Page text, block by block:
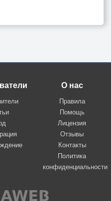
О нас
Правила
Помощь
Лицензия
Отзывы
Контакты
Политика
конфиденциальности